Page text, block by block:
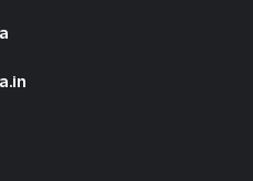
SINGH DHAMI
AND IP SINGH NEWS